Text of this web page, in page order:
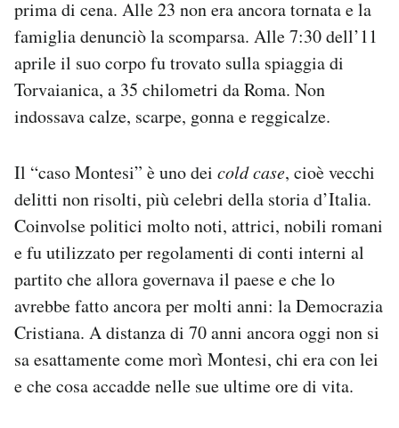
Notifiche mobile
Regala il Post
Hai bisogno di aiuto?
Esci
prima di cena. Alle 23 non era ancora tornata e la
famiglia denunciò la scomparsa. Alle 7:30 dell’11
aprile il suo corpo fu trovato sulla spiaggia di
Torvaianica, a 35 chilometri da Roma. Non
indossava calze, scarpe, gonna e reggicalze.
Il “caso Montesi” è uno dei cold case, cioè vecchi
delitti non risolti, più celebri della storia d’Italia.
Coinvolse politici molto noti, attrici, nobili romani
e fu utilizzato per regolamenti di conti interni al
partito che allora governava il paese e che lo
avrebbe fatto ancora per molti anni: la Democrazia
Cristiana. A distanza di 70 anni ancora oggi non si
sa esattamente come morì Montesi, chi era con lei
e che cosa accadde nelle sue ultime ore di vita.